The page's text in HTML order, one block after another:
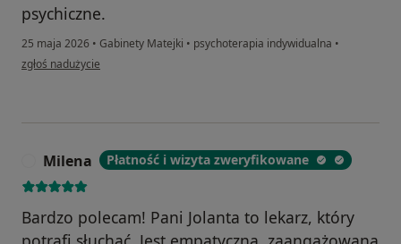
psychiczne.
25 maja 2026 • Gabinety Matejki • psychoterapia indywidualna •
w opinii użytkownika Olga
zgłoś nadużycie
Milena Płatność i wizyta zweryfikowane
Bardzo polecam! Pani Jolanta to lekarz, który